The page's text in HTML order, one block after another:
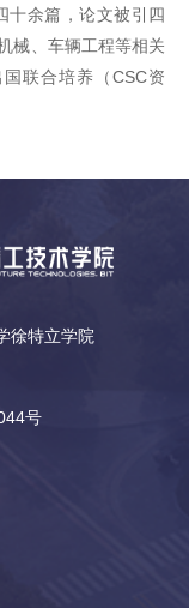
十余篇，论文被引四
械、车辆工程等相关
联合培养（CSC资
徐特立学院
号